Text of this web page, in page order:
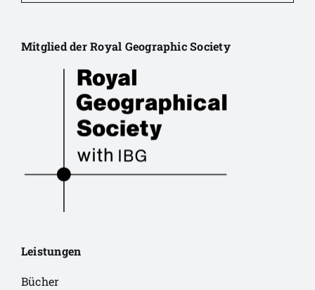
Mitglied der Royal Geographic Society
Leistungen
Bücher